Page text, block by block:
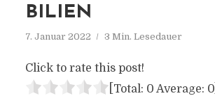
BILIEN
7. Januar 2022 3 Min. Lesedauer
Click to rate this post!
[Total: 0 Average: 0]